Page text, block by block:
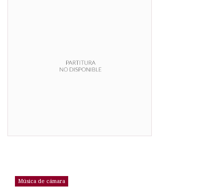
Música de cámara